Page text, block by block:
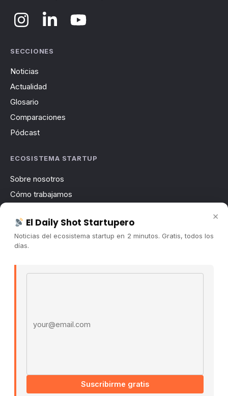
SECCIONES
Noticias
Actualidad
Glosario
Comparaciones
Pódcast
ECOSISTEMA STARTUP
Sobre nosotros
Cómo trabajamos
Contacto
Publicidad
Políticas De Privacidad · Términos De Uso
×
El Daily Shot Startupero
Noticias del ecosistema startup en 2 minutos. Gratis, todos los
días.
Suscribirme gratis